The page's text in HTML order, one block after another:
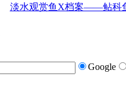
淡水观赏鱼X档案——鲇科
Google